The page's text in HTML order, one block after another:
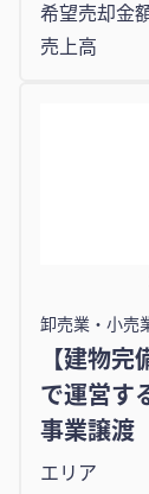
希望売却金
売上高
卸売業・小売
【建物
で運営す
事業譲渡
エリア